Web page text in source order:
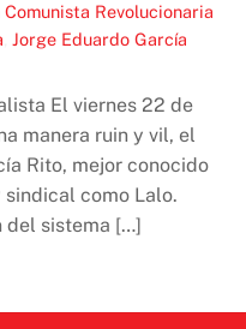
Revolucionaria
,Jorge Eduardo García
El viernes 22 de
manera ruin y vil, el
Rito, mejor conocido
como Lalo.
del sistema […]